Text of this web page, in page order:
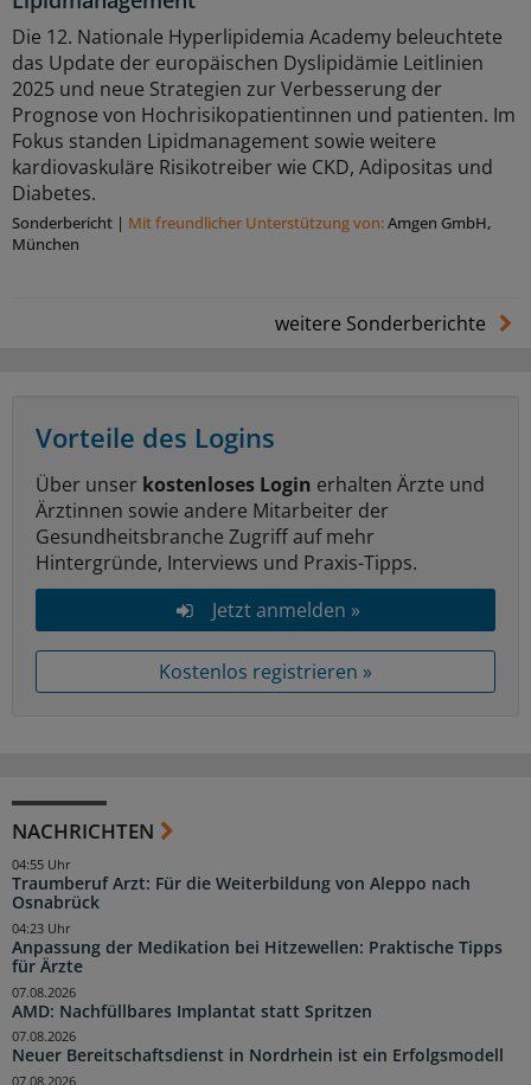
Die 12. Nationale Hyperlipidemia Academy beleuchtete
das Update der europäischen Dyslipidämie Leitlinien
2025 und neue Strategien zur Verbesserung der
Prognose von Hochrisikopatientinnen und patienten. Im
Fokus standen Lipidmanagement sowie weitere
kardiovaskuläre Risikotreiber wie CKD, Adipositas und
Diabetes.
Sonderbericht | Mit freundlicher Unterstützung von:Amgen GmbH,
München
weitere Sonderberichte
Vorteile des Logins
Über unser kostenloses Login erhalten Ärzte und
Ärztinnen sowie andere Mitarbeiter der
Gesundheitsbranche Zugriff auf mehr
Hintergründe, Interviews und Praxis-Tipps.
Jetzt anmelden »
Kostenlos registrieren »
NACHRICHTEN
Traumberuf Arzt: Für die Weiterbildung von Aleppo nach
Osnabrück
04:55 Uhr
Anpassung der Medikation bei Hitzewellen: Praktische Tipps
für Ärzte
04:23 Uhr
AMD: Nachfüllbares Implantat statt Spritzen
07.08.2026
Neuer Bereitschaftsdienst in Nordrhein ist ein Erfolgsmodell
07.08.2026